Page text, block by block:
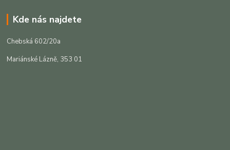
Kde nás najdete
Chebská 602/20a
Mariánské Lázně, 353 01